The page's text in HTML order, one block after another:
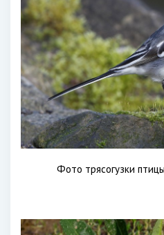
Фото трясогузки